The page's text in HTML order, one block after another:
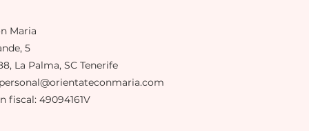
Maria
5
La Palma, SC Tenerife
fiscal: 49094161V